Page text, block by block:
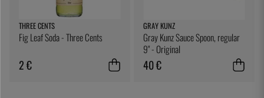
THREE CENTS
Fig Leaf Soda - Three Cents
2 €
GRAY KUNZ
Gray Kunz Sauce Spoon, regular
9" - Original
40 €